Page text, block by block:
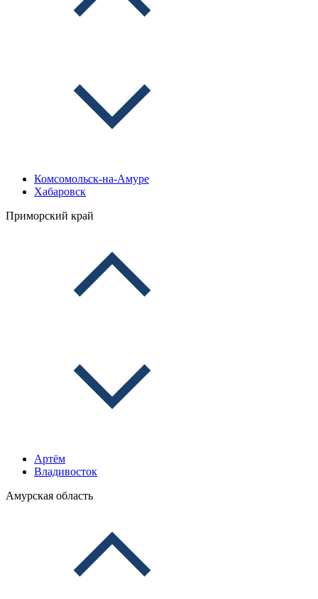
Комсомольск-на-Амуре
Хабаровск
Приморский край
Артём
Владивосток
Амурская область